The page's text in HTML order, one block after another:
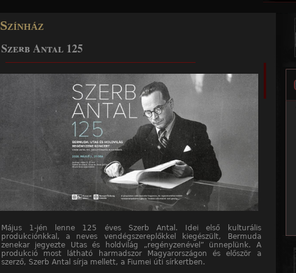
Színház
Szerb Antal 125
Május 1-jén lenne 125 éves Szerb Antal. Idei első kulturális
produkciónkkal, a neves vendégszereplőkkel kiegészült, Bermuda
zenekar jegyezte Utas és holdvilág „regényzenével” ünneplünk. A
produkció most látható harmadszor Magyarországon és először a
szerző, Szerb Antal sírja mellett, a Fiumei úti sírkertben.